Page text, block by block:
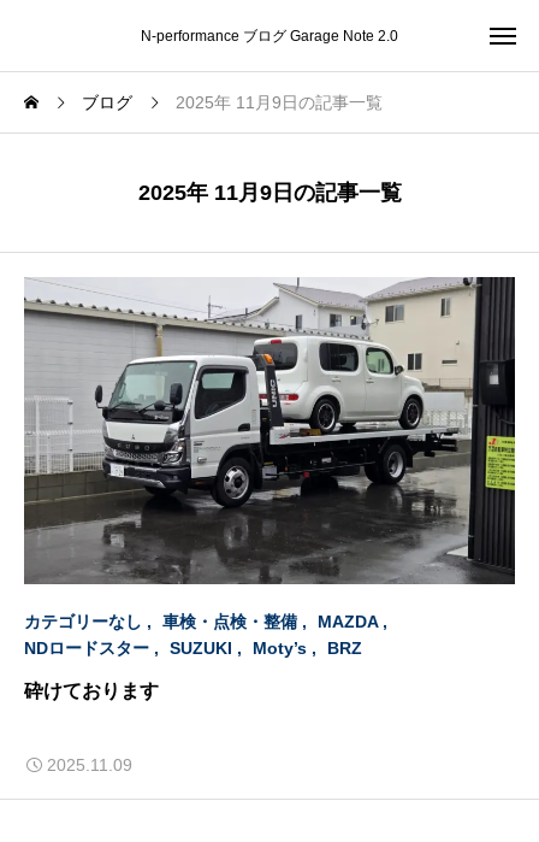
N-performance ブログ Garage Note 2.0
ブログ 2025年 11月9日の記事一覧
2025年 11月9日の記事一覧
カテゴリーなし 車検・点検・整備
MAZDA
NDロードスター
SUZUKI Moty’s BRZ
砕けております
2025.11.09